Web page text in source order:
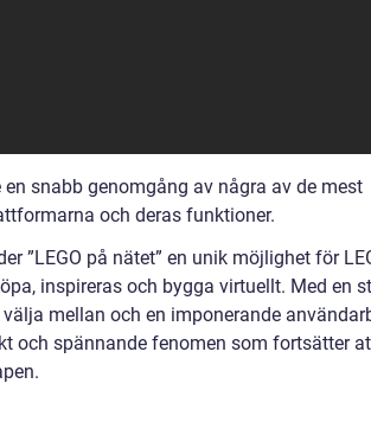
snabb genomgång av några av de mest
och deras funktioner.
”LEGO på nätet” en unik möjlighet för
inspireras och bygga virtuellt. Med en
mellan och en imponerande
och spännande fenomen som fortsätter